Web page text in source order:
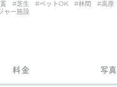
#芝生 #ペットOK #林間 #高原
ャー施設
料金 写真